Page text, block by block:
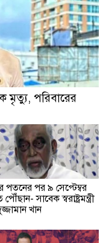
মৃত্যু, পরিবারের
পতনের পর ৯ সেপ্টেম্বর
সাবেক স্বরাষ্ট্রমন্ত্রী
খান